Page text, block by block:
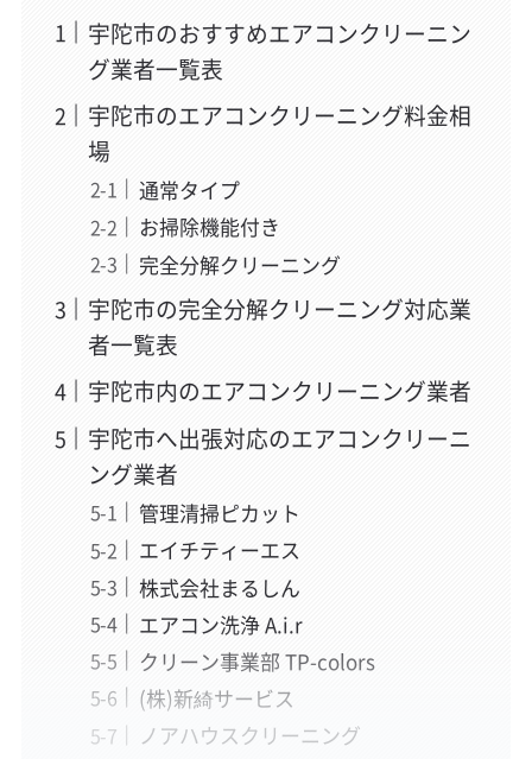
宇陀市のおすすめエアコンクリーニン
グ業者一覧表
宇陀市のエアコンクリーニング料金相
場
通常タイプ
お掃除機能付き
完全分解クリーニング
宇陀市の完全分解クリーニング対応業
者一覧表
宇陀市内のエアコンクリーニング業者
宇陀市へ出張対応のエアコンクリーニ
ング業者
管理清掃ピカット
エイチティーエス
株式会社まるしん
エアコン洗浄 A.i.r
クリーン事業部 TP-colors
(株)新綺サービス
ノアハウスクリーニング